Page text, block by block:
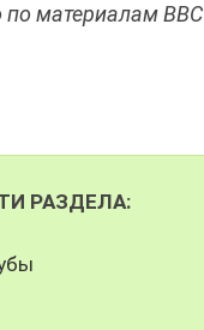
по материалам BBC
РАЗДЕЛА: